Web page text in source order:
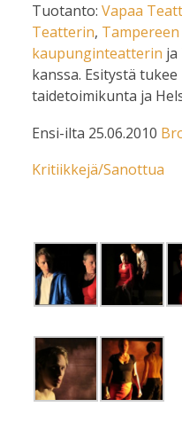
Tuotanto: Vapaa
Teatterin, Tampereen
kaupunginteatterin ja
kanssa. Esitystä
taidetoimikunta ja
Ensi-ilta 25.06.2010
Kritiikkejä/Sanottua